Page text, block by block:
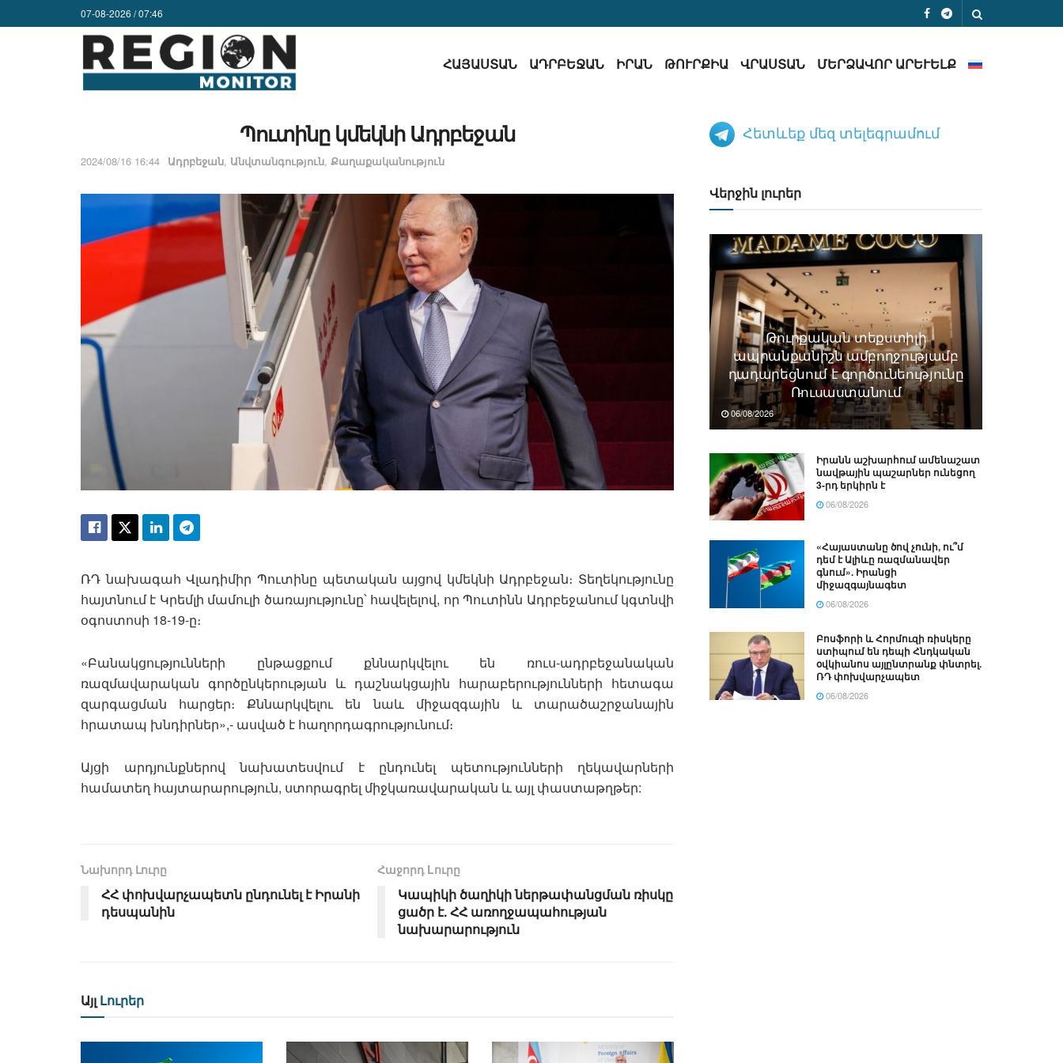
07-08-2026 / 07:46
ՀԱՅԱՍՏԱՆ ԱԴՐԲԵՋԱՆ ԻՐԱՆ ԹՈՒՐՔԻԱ ՎՐԱՍՏԱՆ ՄԵՐՁԱՎՈՐ ԱՐԵՒԵԼՔ
Պուտինը կմեկնի Ադրբեջան
2024/08/16 16:44 Ադրբեջան, Անվտանգություն, Քաղաքականություն
ՌԴ նախագահ Վլադիմիր Պուտինը պետական այցով կմեկնի Ադրբեջան։ Տեղեկությունը
հայտնում է Կրեմլի մամուլի ծառայությունը՝ հավելելով, որ Պուտինն Ադրբեջանում կգտնվի
օգոստոսի 18-19-ը։
«Բանակցությունների ընթացքում քննարկվելու են ռուս-ադրբեջանական
ռազմավարական գործընկերության և դաշնակցային հարաբերությունների հետագա
զարգացման հարցեր։ Քննարկվելու են նաև միջազգային և տարածաշրջանային
հրատապ խնդիրներ»,- ասված է հաղորդագրությունում։
Այցի արդյունքներով նախատեսվում է ընդունել պետությունների ղեկավարների
համատեղ հայտարարություն, ստորագրել միջկառավարական և այլ փաստաթղթեր:
Նախորդ Լուրը
ՀՀ փոխվարչապետն ընդունել է Իրանի
դեսպանին
Հաջորդ Lուրը
Կապիկի ծաղիկի ներթափանցման ռիսկը
ցածր է. ՀՀ առողջապահության
նախարարություն
Այլ Լուրեր
Հետևեք մեզ տելեգրամում
Վերջին լուրեր
Թուրքական տեքստիլի
ապրանքանիշն ամբողջությամբ
դադարեցնում է գործունեությունը
Ռուսաստանում
06/08/2026
Իրանն աշխարհում ամենաշատ
նավթային պաշարներ ունեցող
3-րդ երկիրն է
06/08/2026
«Հայաստանը ծով չունի, ու՞մ
դեմ է Ալիևը ռազմանավեր
գնում». Իրանցի
միջազգայնագետ
06/08/2026
Բոսֆորի և Հորմուզի ռիսկերը
ստիպում են դեպի Հնդկական
օվկիանոս այլընտրանք փնտրել.
ՌԴ փոխվարչապետ
06/08/2026